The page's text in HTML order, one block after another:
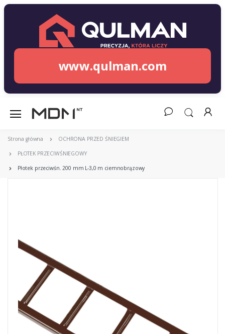
www.qulman.com
Strona główna OCHRONA PRZED ŚNIEGIEM
PŁOTEK PRZECIWŚNIEGOWY
Płotek przeciwśn. 200 mm L-3,0 m ciemnobrązowy